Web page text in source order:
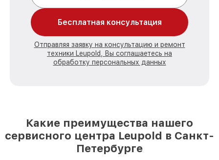
Бесплатная консультация
Отправляя заявку на консультацию и ремонт
техники Leupold, Вы соглашаетесь на
обработку персональных данных
Какие преимущества нашего
сервисного центра Leupold в Санкт-
Петербурге